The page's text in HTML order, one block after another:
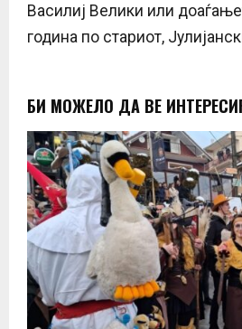
Василиј Велики или
година по стариот,
БИ МОЖЕЛО ДА ВЕ